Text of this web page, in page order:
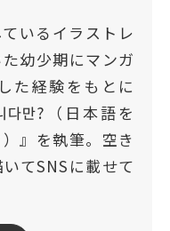
いるイラストレ
幼少期にマンガ
た経験をもとに
다만?（日本語を
』を執筆。空き
てSNSに載せて